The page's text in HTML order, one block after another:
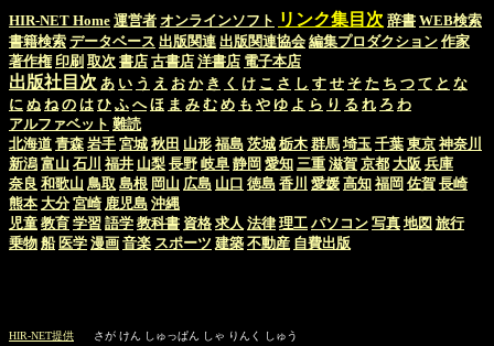
HIR-NET Home 運営者 オンラインソフト リンク集目次 辞書 WEB検索
書籍検索 データベース 出版関連 出版関連協会 編集プロダクション 作家
著作権 印刷 取次 書店 古書店 洋書店 電子本店
出版社目次 あ い う え お か き く け こ さ し す せ そ た ち つ て と な
に ぬ ね の は ひ ふ へ ほ ま み む め も や ゆ よ ら り る れ ろ わ
アルファベット 難読
北海道 青森 岩手 宮城 秋田 山形 福島 茨城 栃木 群馬 埼玉 千葉 東京 神奈川
新潟 富山 石川 福井 山梨 長野 岐阜 静岡 愛知 三重 滋賀 京都 大阪 兵庫
奈良 和歌山 鳥取 島根 岡山 広島 山口 徳島 香川 愛媛 高知 福岡 佐賀 長崎
熊本 大分 宮崎 鹿児島 沖縄
児童 教育 学習 語学 教科書 資格 求人 法律 理工 パソコン 写真 地図 旅行
乗物 船 医学 漫画 音楽 スポーツ 建築 不動産 自費出版
HIR-NET提供 さが けん しゅっぱん しゃ りんく しゅう